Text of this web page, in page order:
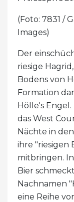
(Foto: 7831 /
Images)
Der
riesige
Bodens von
Formation
Hölle's
das West
Nächte in
ihre "riesigen
mitbringen.
Bier
Nachnamen
eine Reihe